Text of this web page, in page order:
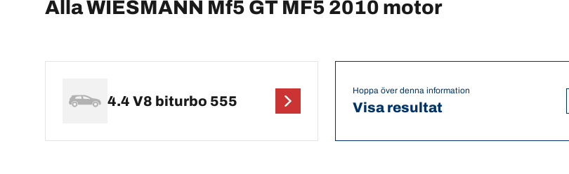
Alla WIESMANN Mf5 GT MF5 2010 motor
4.4 V8 biturbo 555
Hoppa över denna information
Visa resultat